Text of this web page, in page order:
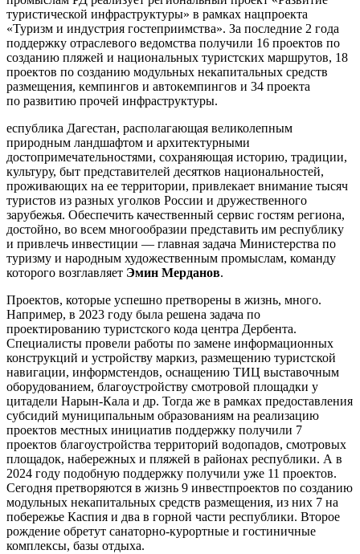
туристической инфраструктуры» в рамках нацпроекта
«Туризм и индустрия гостеприимства». За последние 2 года
поддержку отраслевого ведомства получили 16 проектов по
созданию пляжей и национальных туристских маршрутов, 18
проектов по созданию модульных некапитальных средств
размещения, кемпингов и автокемпингов и 34 проекта
по развитию прочей инфраструктуры.
еспублика Дагестан, располагающая великолепным
природным ландшафтом и архитектурными
достопримечательностями, сохраняющая историю, традиции,
культуру, быт представителей десятков национальностей,
проживающих на ее территории, привлекает внимание тысяч
туристов из разных уголков России и дружественного
зарубежья. Обеспечить качественный сервис гостям региона,
достойно, во всем многообразии представить им республику
и привлечь инвестиции — главная задача Министерства по
туризму и народным художественным промыслам, команду
которого возглавляет Эмин Мерданов.
Проектов, которые успешно претворены в жизнь, много.
Например, в 2023 году была решена задача по
проектированию туристского кода центра Дербента.
Специалисты провели работы по замене информационных
конструкций и устройству маркиз, размещению туристской
навигации, информстендов, оснащению ТИЦ выставочным
оборудованием, благоустройству смотровой площадки у
цитадели Нарын-Кала и др. Тогда же в рамках предоставления
субсидий муниципальным образованиям на реализацию
проектов местных инициатив поддержку получили 7
проектов благоустройства территорий водопадов, смотровых
площадок, набережных и пляжей в районах республики. А в
2024 году подобную поддержку получили уже 11 проектов.
Сегодня претворяются в жизнь 9 инвестпроектов по созданию
модульных некапитальных средств размещения, из них 7 на
побережье Каспия и два в горной части республики. Второе
рождение обретут санаторно-­курортные и гостиничные
комплексы, базы отдыха.